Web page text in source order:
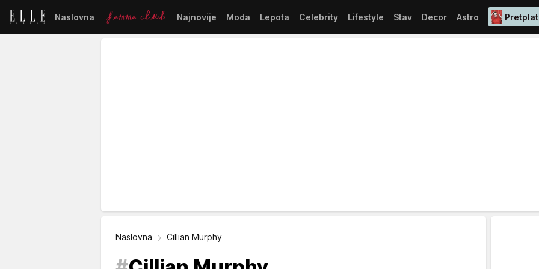
Naslovna Najnovije Moda Lepota Celebrity Lifestyle Stav Decor Astro
Naslovna Cillian Murphy